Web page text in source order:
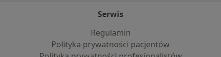
Serwis
Regulamin
Polityka prywatności pacjentów